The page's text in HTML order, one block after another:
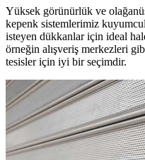
Yüksek görünürlük ve
kepenk sistemlerimiz
isteyen dükkanlar için ideal
örneğin alışveriş merkezleri
tesisler için iyi bir seçimdir.